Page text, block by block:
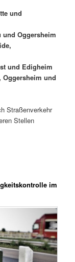
und
und Oggersheim
und Edigheim
Oggersheim und
Straßenverkehr
Stellen
im